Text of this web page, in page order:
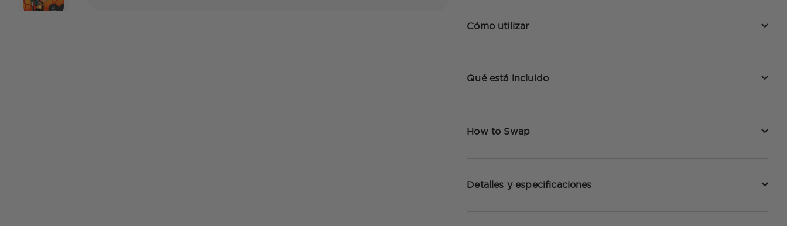
Cómo utilizar
Qué está incluido
How to Swap
Detalles y especificaciones